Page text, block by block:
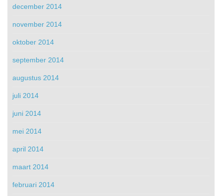
december 2014
november 2014
oktober 2014
september 2014
augustus 2014
juli 2014
juni 2014
mei 2014
april 2014
maart 2014
februari 2014